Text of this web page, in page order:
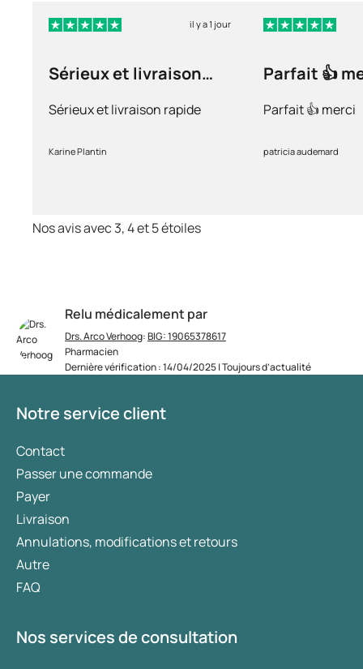
Relu médicalement par
Drs. Arco Verhoog:BIG: 19065378617
Pharmacien
Dernière vérification : 14/04/2025 | Toujours d’actualité
il y a 1 jour
Sérieux et livraison
Sérieux et livraison rapide
Karine Plantin
Parfait 👍
Parfait 👍 merci
patricia audemard
Nos avis avec 3, 4 et 5 étoiles
Notre service client
Contact
Passer une commande
Payer
Livraison
Annulations, modifications et retours
Autre
FAQ
Nos services de consultation